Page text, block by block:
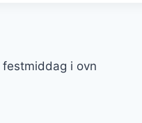
i ovn